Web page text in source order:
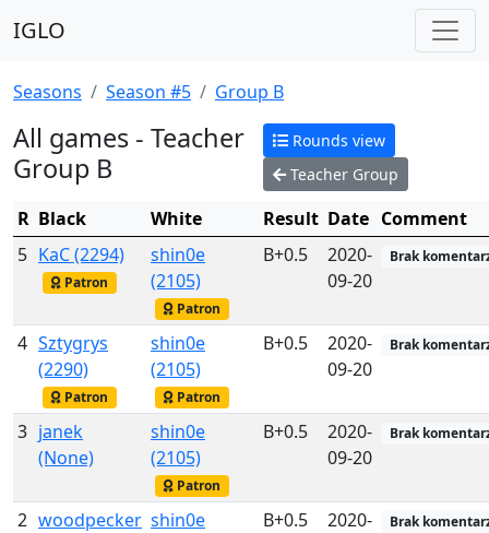
IGLO
Seasons Season #5 Group B
All games - Teacher
Group B
Rounds view
Teacher Group
R Black White Result Date Comment
5 KaC (2294)
Patron
shin0e
(2105)
Patron
B+0.5
2020-
09-20
Brak
4 Sztygrys
(2290)
Patron
shin0e
(2105)
Patron
B+0.5
2020-
09-20
Brak
3 janek
(None)
shin0e
(2105)
Patron
B+0.5
2020-
09-20
Brak
2 woodpecker shin0e
B+0.5
2020-
Brak